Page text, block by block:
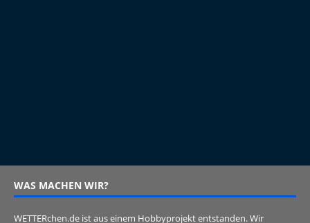
WAS MACHEN WIR?
WETTERchen.de ist aus einem Hobbyprojekt entstanden. Wir